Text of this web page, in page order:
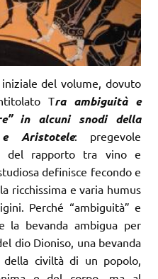
del volume, dovuto
Tra ambiguità e
in alcuni snodi della
Aristotele: pregevole
del rapporto tra vino e
definisce fecondo e
ricchissima e varia humus
Perché “ambiguità” e
la bevanda ambigua per
dio Dioniso, una bevanda
della civiltà di un popolo,